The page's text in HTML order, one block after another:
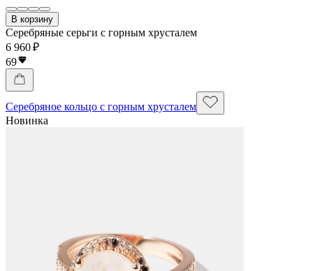
В корзину
Серебряные серьги с горным хрусталем
6 960 ₽
69
Серебряное кольцо с горным хрусталем
Новинка